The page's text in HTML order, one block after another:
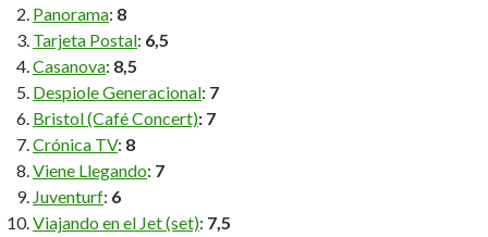
Panorama: 8
Tarjeta Postal: 6,5
Casanova: 8,5
Despiole Generacional: 7
Bristol (Café Concert): 7
Crónica TV: 8
Viene Llegando: 7
Juventurf: 6
Viajando en el Jet (set): 7,5